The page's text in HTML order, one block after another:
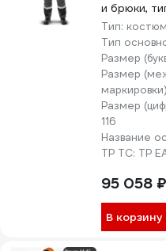
и брюки,
1-б 112-
Тип:
Тип
Размер
Размер
Размер
116
Название
ТР ТС: ТР
95 058 ₽
В корзину